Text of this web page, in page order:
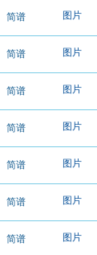
简谱 图片
简谱 图片
简谱 图片
简谱 图片
简谱 图片
简谱 图片
简谱 图片